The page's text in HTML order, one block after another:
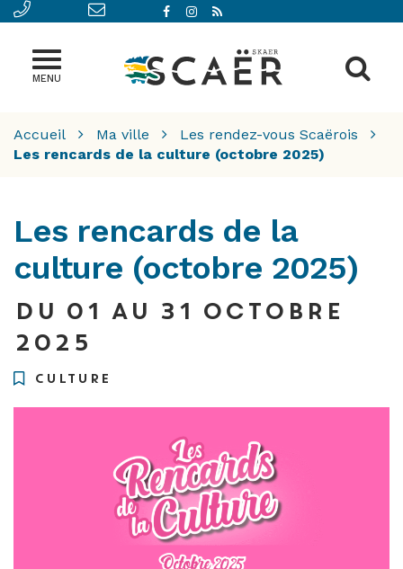
En savoir plus et paramétrer
Lien
le
compte
Lien
le
compte
Lien
le
flux
MENU
la
Accueil Ma ville
Les rendez-vous Scaërois
Les rencards de la culture (octobre 2025)
Les rencards de la
culture (octobre 2025)
Du 01 au 31 octobre
2025
CULTURE